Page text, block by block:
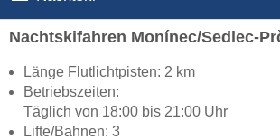
Nachtskifahren Monínec/Sedlec-
Länge Flutlichtpisten: 2 km
Betriebszeiten:
Täglich von 18:00 bis 21:00 Uhr
Lifte/Bahnen: 3